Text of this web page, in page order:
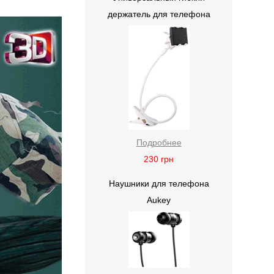
держатель для телефона
Подробнее
230 грн
Наушники для телефона
Aukey